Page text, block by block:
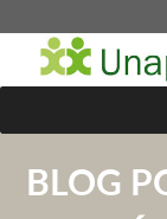
BLOG